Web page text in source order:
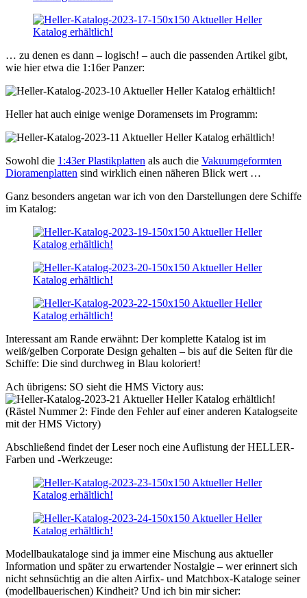
… zu denen es dann – logisch! – auch die passenden Artikel gibt,
wie hier etwa die 1:16er Panzer:
Heller hat auch einige wenige Doramensets im Programm:
Sowohl die 1:43er Plastikplatten als auch die Vakuumgeformten
Dioramenplatten sind wirklich einen näheren Blick wert …
Ganz besonders angetan war ich von den Darstellungen dere Schiffe
im Katalog:
Interessant am Rande erwähnt: Der komplette Katalog ist im
weiß/gelben Corporate Design gehalten – bis auf die Seiten für die
Schiffe: Die sind durchweg in Blau koloriert!
Ach übrigens: SO sieht die HMS Victory aus:
(Rästel Nummer 2: Finde den Fehler auf einer anderen Katalogseite
mit der HMS Victory)
Abschließend findet der Leser noch eine Auflistung der HELLER-
Farben und -Werkzeuge:
Modellbaukataloge sind ja immer eine Mischung aus aktueller
Information und später zu erwartender Nostalgie – wer erinnert sich
nicht sehnsüchtig an die alten Airfix- und Matchbox-Kataloge seiner
(modellbauerischen) Kindheit? Und ich bin mir sicher: